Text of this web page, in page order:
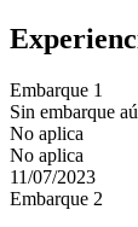
Embarque 1
Sin embarque
No aplica
No aplica
11/07/2023
Embarque 2